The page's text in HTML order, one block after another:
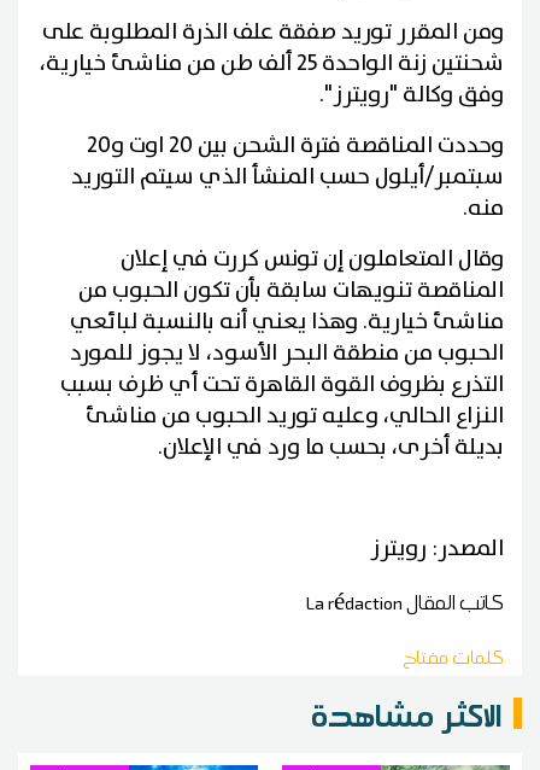
ومن المقرر توريد صفقة علف الذرة المطلوبة على
شحنتين زنة الواحدة 25 ألف طن من مناشئ خيارية،
وفق وكالة "رويترز".
وحددت المناقصة فترة الشحن بين 20 اوت و20
سبتمبر/أيلول حسب المنشأ الذي سيتم التوريد
منه.
وقال المتعاملون إن تونس كررت في إعلان
المناقصة تنويهات سابقة بأن تكون الحبوب من
مناشئ خيارية. وهذا يعني أنه بالنسبة لبائعي
الحبوب من منطقة البحر الأسود، لا يجوز للمورد
التذرع بظروف القوة القاهرة تحت أي ظرف بسبب
النزاع الحالي، وعليه توريد الحبوب من مناشئ
بديلة أخرى، بحسب ما ورد في الإعلان.
المصدر: رويترز
كاتب المقالLa rédaction
كلمات مفتاح
الاكثر مشاهدة